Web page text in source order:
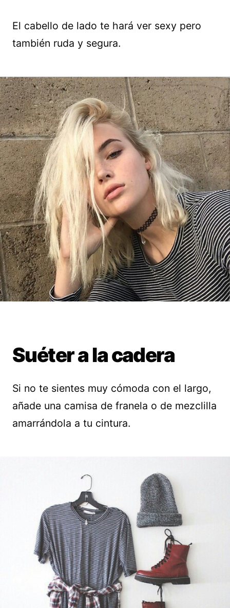
El cabello de lado te hará ver sexy pero
también ruda y segura.
Suéter a la cadera
Si no te sientes muy cómoda con el largo,
añade una camisa de franela o de mezclilla
amarrándola a tu cintura.